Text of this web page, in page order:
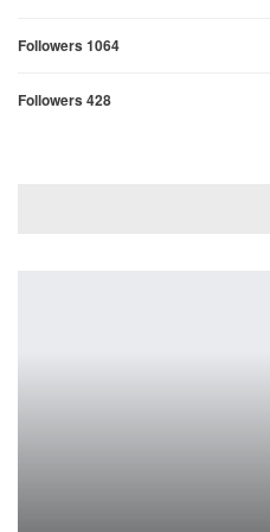
Followers 1064
Followers 428